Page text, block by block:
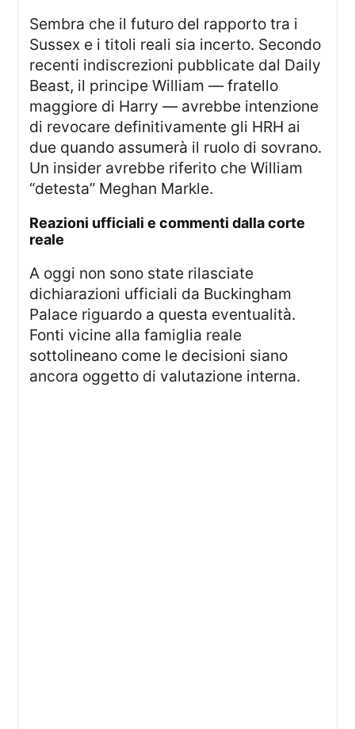
Sembra che il futuro del rapporto tra i
Sussex e i titoli reali sia incerto. Secondo
recenti indiscrezioni pubblicate dal Daily
Beast, il principe William — fratello
maggiore di Harry — avrebbe intenzione
di revocare definitivamente gli HRH ai
due quando assumerà il ruolo di sovrano.
Un insider avrebbe riferito che William
“detesta” Meghan Markle.
reazioni ufficiali e commenti dalla corte
reale
A oggi non sono state rilasciate
dichiarazioni ufficiali da Buckingham
Palace riguardo a questa eventualità.
Fonti vicine alla famiglia reale
sottolineano come le decisioni siano
ancora oggetto di valutazione interna.